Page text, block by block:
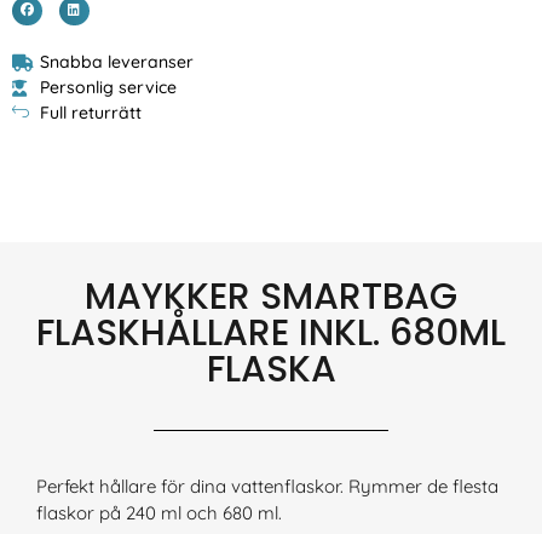
Snabba leveranser
Personlig service
Full returrätt
MAYKKER SMARTBAG
FLASKHÅLLARE INKL. 680ML
FLASKA
Perfekt hållare för dina vattenflaskor. Rymmer de flesta
flaskor på 240 ml och 680 ml.